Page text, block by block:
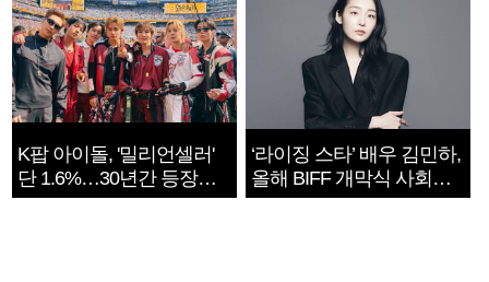
K팝 아이돌, '밀리언셀러'
단 1.6%…30년간 등장
1182개팀 전수조사
‘라이징 스타’ 배우 김민하,
올해 BIFF 개막식 사회자
확정